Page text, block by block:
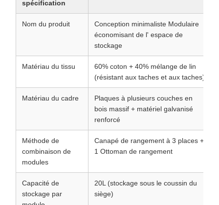
spécification
Nom du produit
Conception minimaliste Modulaire
économisant de l' espace de
stockage
Matériau du tissu
60% coton + 40% mélange de lin
(résistant aux taches et aux taches)
Matériau du cadre
Plaques à plusieurs couches en
bois massif + matériel galvanisé
renforcé
Méthode de
combinaison de
modules
Canapé de rangement à 3 places +
1 Ottoman de rangement
Capacité de
stockage par
20L (stockage sous le coussin du
siège)